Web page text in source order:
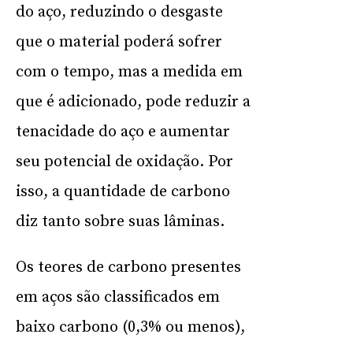
do aço, reduzindo o desgaste
que o material poderá sofrer
com o tempo, mas a medida em
que é adicionado, pode reduzir a
tenacidade do aço e aumentar
seu potencial de oxidação. Por
isso, a quantidade de carbono
diz tanto sobre suas lâminas.
Os teores de carbono presentes
em aços são classificados em
baixo carbono (0,3% ou menos),